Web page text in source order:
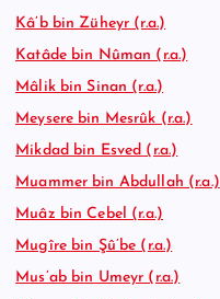
Kâ’b bin Züheyr (r.a.)
Katâde bin Nûman (r.a.)
Mâlik bin Sinan (r.a.)
Meysere bin Mesrûk (r.a.)
Mikdad bin Esved (r.a.)
Muammer bin Abdullah (r.a.)
Muâz bin Cebel (r.a.)
Mugîre bin Şû’be (r.a.)
Mus’ab bin Umeyr (r.a.)